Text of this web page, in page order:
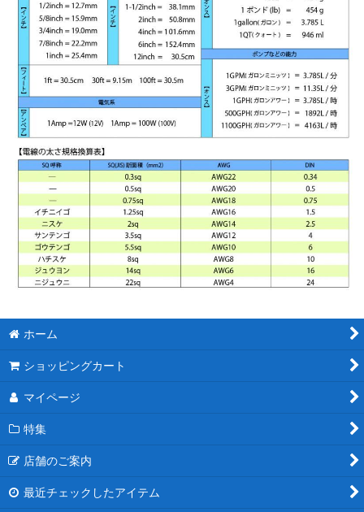
ホーム
ショッピングカート
マイページ
特集
店舗のご案内
最近チェックしたアイテム